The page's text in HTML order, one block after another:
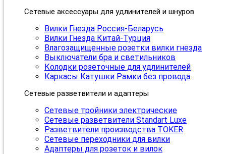
Сетевые аксессуары для удлинителей и шнуров
Вилки Гнезда Россия-Беларусь
Вилки Гнезда Китай-Турция
Влагозащищенные розетки вилки гнезда
Выключатели бра и светильников
Колодки розеточные для удлинителей
Каркасы Катушки Рамки без провода
Сетевые разветвители и адаптеры
Сетевые тройники электрические
Сетевые разветвители Standart Luxe
Разветвители производства TOKER
Сетевые переходники для вилки
Адаптеры для розеток и вилок